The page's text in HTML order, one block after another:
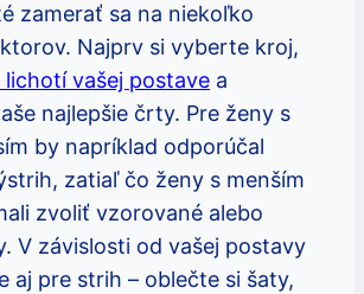
zamerať sa na niekoľko
Najprv si vyberte kroj,
vašej postave a
najlepšie črty. Pre ženy s
by napríklad odporúčal
zatiaľ čo ženy s menším
zvoliť vzorované alebo
V závislosti od vašej postavy
aj pre strih – oblečte si šaty,